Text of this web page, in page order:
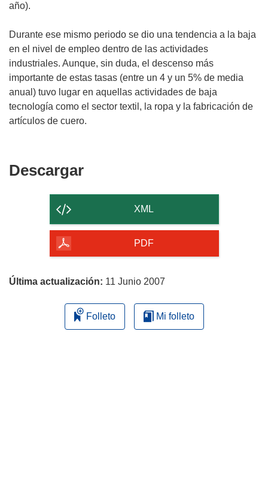
año).
Durante ese mismo periodo se dio una tendencia a la baja
en el nivel de empleo dentro de las actividades
industriales. Aunque, sin duda, el descenso más
importante de estas tasas (entre un 4 y un 5% de media
anual) tuvo lugar en aquellas actividades de baja
tecnología como el sector textil, la ropa y la fabricación de
artículos de cuero.
DescargarDescargar
contenido
de
página
XML
PDF
Última actualización: 11 Junio 2007
Folleto Mi folleto